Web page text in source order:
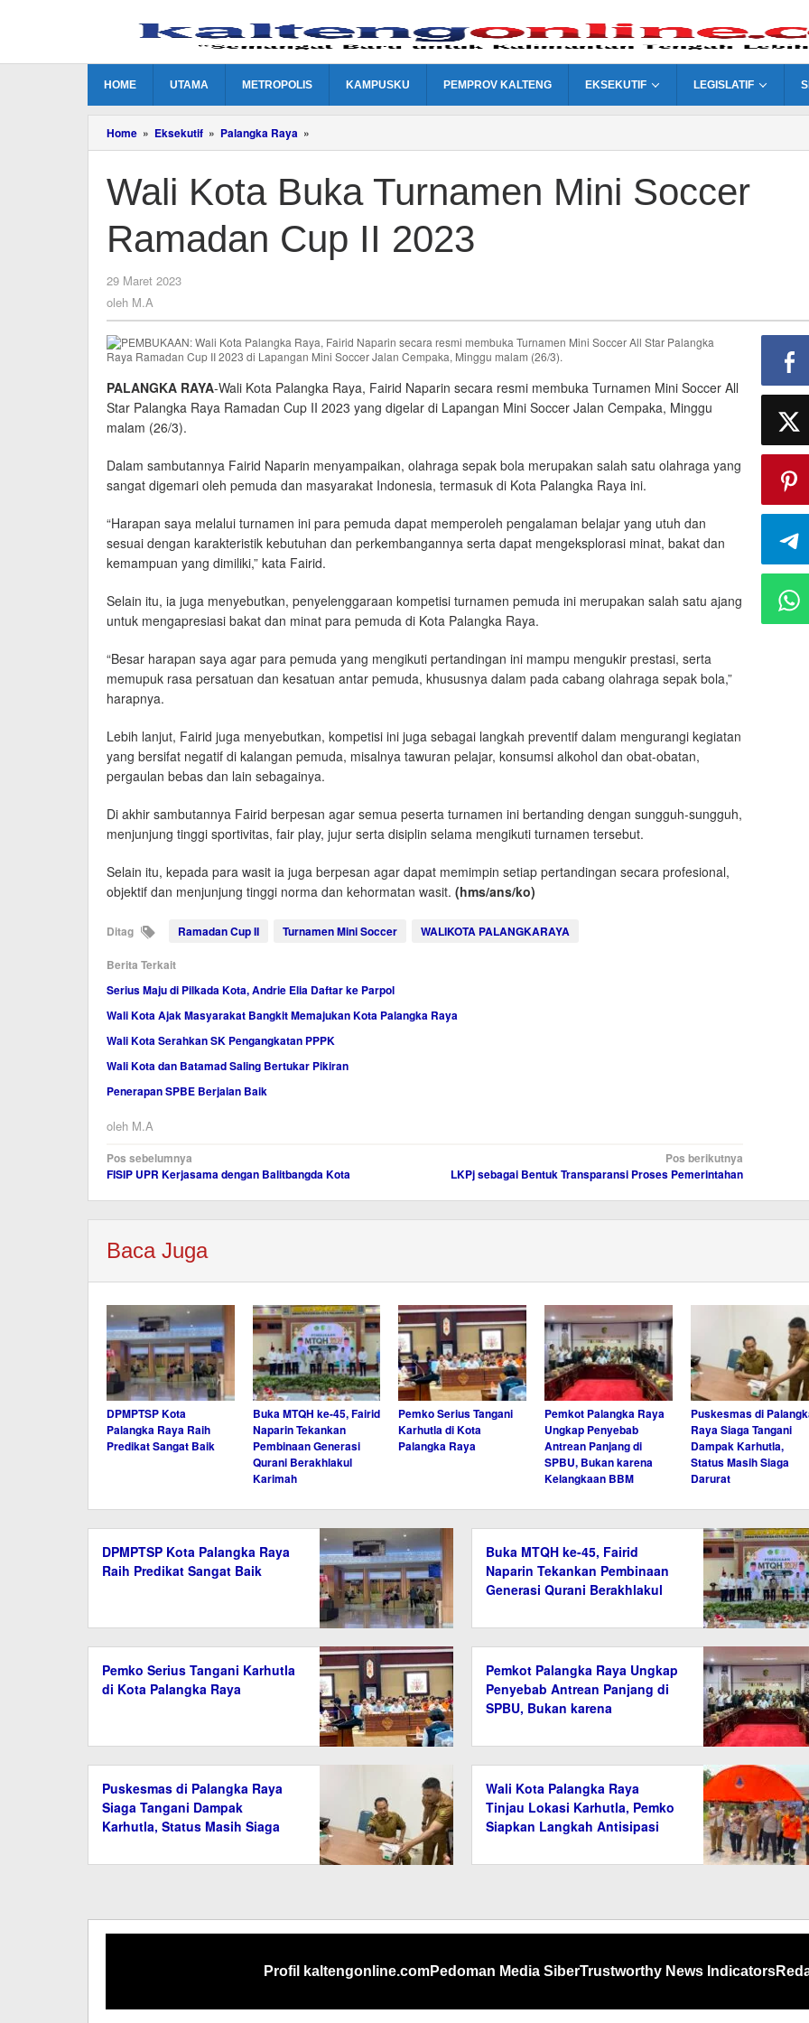
HOME UTAMA METROPOLIS KAMPUSKU PEMPROV KALTENG EKSEKUTIF LEGISLATIF
Home » Eksekutif » Palangka Raya »
Kota
Turnamen
Mini
Ramadan
Cup
Wali Kota Buka Turnamen Mini Soccer
Ramadan Cup II 2023
29 Maret 2023
oleh M.A
PALANGKA RAYA-Wali Kota Palangka Raya, Fairid Naparin secara resmi membuka Turnamen Mini Soccer All
Star Palangka Raya Ramadan Cup II 2023 yang digelar di Lapangan Mini Soccer Jalan Cempaka, Minggu
malam (26/3).
Dalam sambutannya Fairid Naparin menyampaikan, olahraga sepak bola merupakan salah satu olahraga yang
sangat digemari oleh pemuda dan masyarakat Indonesia, termasuk di Kota Palangka Raya ini.
“Harapan saya melalui turnamen ini para pemuda dapat memperoleh pengalaman belajar yang utuh dan
sesuai dengan karakteristik kebutuhan dan perkembangannya serta dapat mengeksplorasi minat, bakat dan
kemampuan yang dimiliki,” kata Fairid.
Selain itu, ia juga menyebutkan, penyelenggaraan kompetisi turnamen pemuda ini merupakan salah satu ajang
untuk mengapresiasi bakat dan minat para pemuda di Kota Palangka Raya.
“Besar harapan saya agar para pemuda yang mengikuti pertandingan ini mampu mengukir prestasi, serta
memupuk rasa persatuan dan kesatuan antar pemuda, khususnya dalam pada cabang olahraga sepak bola,”
harapnya.
Lebih lanjut, Fairid juga menyebutkan, kompetisi ini juga sebagai langkah preventif dalam mengurangi kegiatan
yang bersifat negatif di kalangan pemuda, misalnya tawuran pelajar, konsumsi alkohol dan obat-obatan,
pergaulan bebas dan lain sebagainya.
Di akhir sambutannya Fairid berpesan agar semua peserta turnamen ini bertanding dengan sungguh-sungguh,
menjunjung tinggi sportivitas, fair play, jujur serta disiplin selama mengikuti turnamen tersebut.
Selain itu, kepada para wasit ia juga berpesan agar dapat memimpin setiap pertandingan secara profesional,
objektif dan menjunjung tinggi norma dan kehormatan wasit. (hms/ans/ko)
Ditag Ramadan Cup II Turnamen Mini Soccer WALIKOTA PALANGKARAYA
Berita Terkait
Serius Maju di Pilkada Kota, Andrie Elia Daftar ke Parpol
Wali Kota Ajak Masyarakat Bangkit Memajukan Kota Palangka Raya
Wali Kota Serahkan SK Pengangkatan PPPK
Wali Kota dan Batamad Saling Bertukar Pikiran
Penerapan SPBE Berjalan Baik
oleh M.A
Navigasi
pos
Pos sebelumnya
FISIP UPR Kerjasama dengan Balitbangda Kota
Pos berikutnya
LKPj sebagai Bentuk Transparansi Proses Pemerintahan
Baca Juga
DPMPTSP Kota
Palangka Raya Raih
Predikat Sangat Baik
Buka MTQH ke-45, Fairid
Naparin Tekankan
Pembinaan Generasi
Qurani Berakhlakul
Karimah
Pemko Serius Tangani
Karhutla di Kota
Palangka Raya
Pemkot Palangka Raya
Ungkap Penyebab
Antrean Panjang di
SPBU, Bukan karena
Kelangkaan BBM
Puskesmas di
Raya Siaga Tangani
Dampak Karhutla,
Status Masih Siaga
Darurat
DPMPTSP Kota Palangka Raya
Raih Predikat Sangat Baik
Buka MTQH ke-45, Fairid
Naparin Tekankan Pembinaan
Generasi Qurani Berakhlakul
Pemko Serius Tangani Karhutla
di Kota Palangka Raya
Pemkot Palangka Raya Ungkap
Penyebab Antrean Panjang di
SPBU, Bukan karena
Puskesmas di Palangka Raya
Siaga Tangani Dampak
Karhutla, Status Masih Siaga
Wali Kota Palangka Raya
Tinjau Lokasi Karhutla, Pemko
Siapkan Langkah Antisipasi
Profil kaltengonline.comPedoman Media SiberTrustworthy News Indicators